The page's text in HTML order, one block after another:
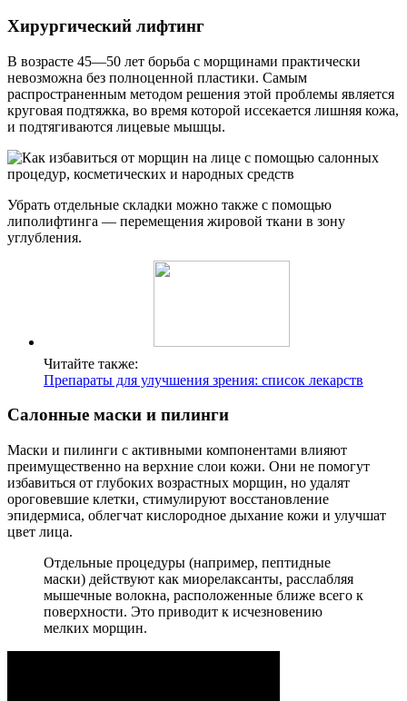
Хирургический лифтинг
В возрасте 45—50 лет борьба с морщинами практически
невозможна без полноценной пластики. Самым
распространенным методом решения этой проблемы является
круговая подтяжка, во время которой иссекается лишняя кожа,
и подтягиваются лицевые мышцы.
Убрать отдельные складки можно также с помощью
липолифтинга — перемещения жировой ткани в зону
углубления.
Читайте также:
Препараты для улучшения зрения: список лекарств
Салонные маски и пилинги
Маски и пилинги с активными компонентами влияют
преимущественно на верхние слои кожи. Они не помогут
избавиться от глубоких возрастных морщин, но удалят
ороговевшие клетки, стимулируют восстановление
эпидермиса, облегчат кислородное дыхание кожи и улучшат
цвет лица.
Отдельные процедуры (например, пептидные
маски) действуют как миорелаксанты, расслабляя
мышечные волокна, расположенные ближе всего к
поверхности. Это приводит к исчезновению
мелких морщин.